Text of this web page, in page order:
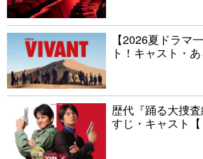
【2026夏ドラマ
ト！キャスト・
歴代『踊る大捜
すじ・キャスト【